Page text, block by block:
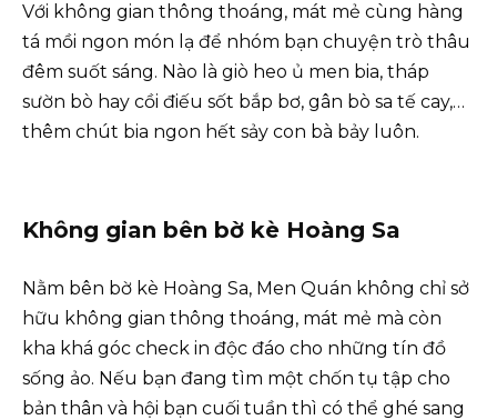
Với không gian thông thoáng, mát mẻ cùng hàng
tá mồi ngon món lạ để nhóm bạn chuyện trò thâu
đêm suốt sáng. Nào là giò heo ủ men bia, tháp
sườn bò hay cồi điếu sốt bắp bơ, gân bò sa tế cay,…
thêm chút bia ngon hết sảy con bà bảy luôn.
Không gian bên bờ kè Hoàng Sa
Nằm bên bờ kè Hoàng Sa, Men Quán không chỉ sở
hữu không gian thông thoáng, mát mẻ mà còn
kha khá góc check in độc đáo cho những tín đồ
sống ảo. Nếu bạn đang tìm một chốn tụ tập cho
bản thân và hội bạn cuối tuần thì có thể ghé sang